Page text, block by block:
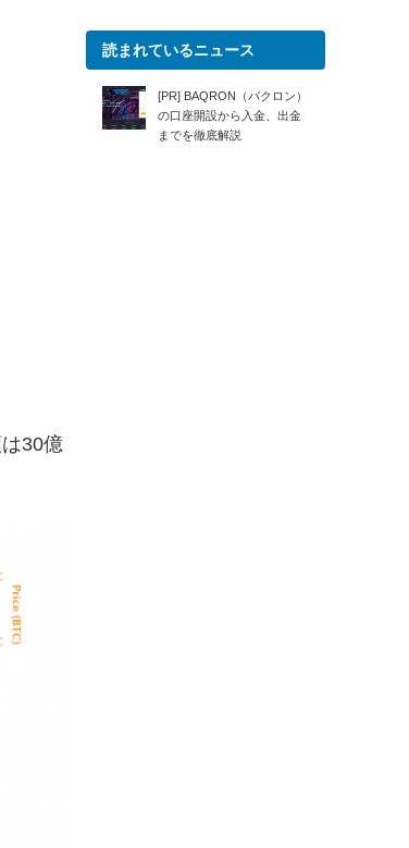
30億
読まれているニュース
[PR] BAQRON（バクロン）
の口座開設から入金、出金
までを徹底解説